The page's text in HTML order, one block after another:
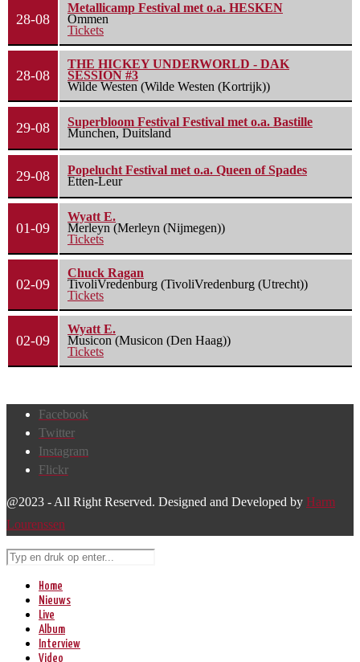
28-08
Metallicamp Festival met o.a. HESKEN
Ommen
Tickets
28-08
THE HICKEY UNDERWORLD - DAK
SESSION #3
Wilde Westen (Wilde Westen (Kortrijk))
29-08
Superbloom Festival Festival met o.a. Bastille
Munchen, Duitsland
29-08
Popelucht Festival met o.a. Queen of Spades
Etten-Leur
01-09
Wyatt E.
Merleyn (Merleyn (Nijmegen))
Tickets
02-09
Chuck Ragan
TivoliVredenburg (TivoliVredenburg (Utrecht))
Tickets
02-09
Wyatt E.
Musicon (Musicon (Den Haag))
Tickets
Facebook
Twitter
Instagram
Flickr
@2023 - All Right Reserved. Designed and Developed by Harm
Lourenssen
Home
Nieuws
Live
Album
Interview
Video